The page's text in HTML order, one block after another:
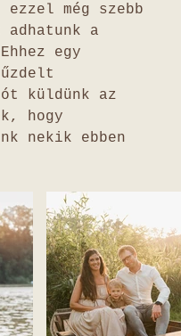
még szebb
adhatunk a
egy
küldünk az
hogy
nekik ebben